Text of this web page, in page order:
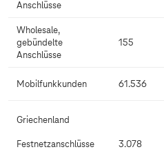
Anschlüsse
Wholesale,
gebündelte
Anschlüsse
155
Mobilfunkkunden 61.536
Griechenland
Festnetzanschlüsse 3.078